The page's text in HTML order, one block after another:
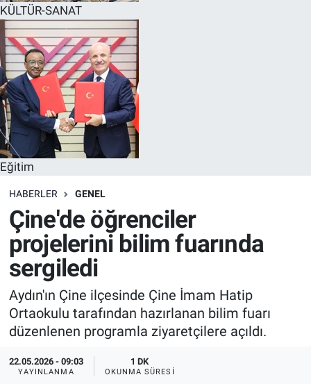
KÜLTÜR-SANAT
Eğitim
HABERLER GENEL
Çine'de öğrenciler
projelerini bilim fuarında
sergiledi
Aydın'ın Çine ilçesinde Çine İmam Hatip
Ortaokulu tarafından hazırlanan bilim fuarı
düzenlenen programla ziyaretçilere açıldı.
22.05.2026 - 09:03
YAYINLANMA
1 DK
OKUNMA SÜRESI